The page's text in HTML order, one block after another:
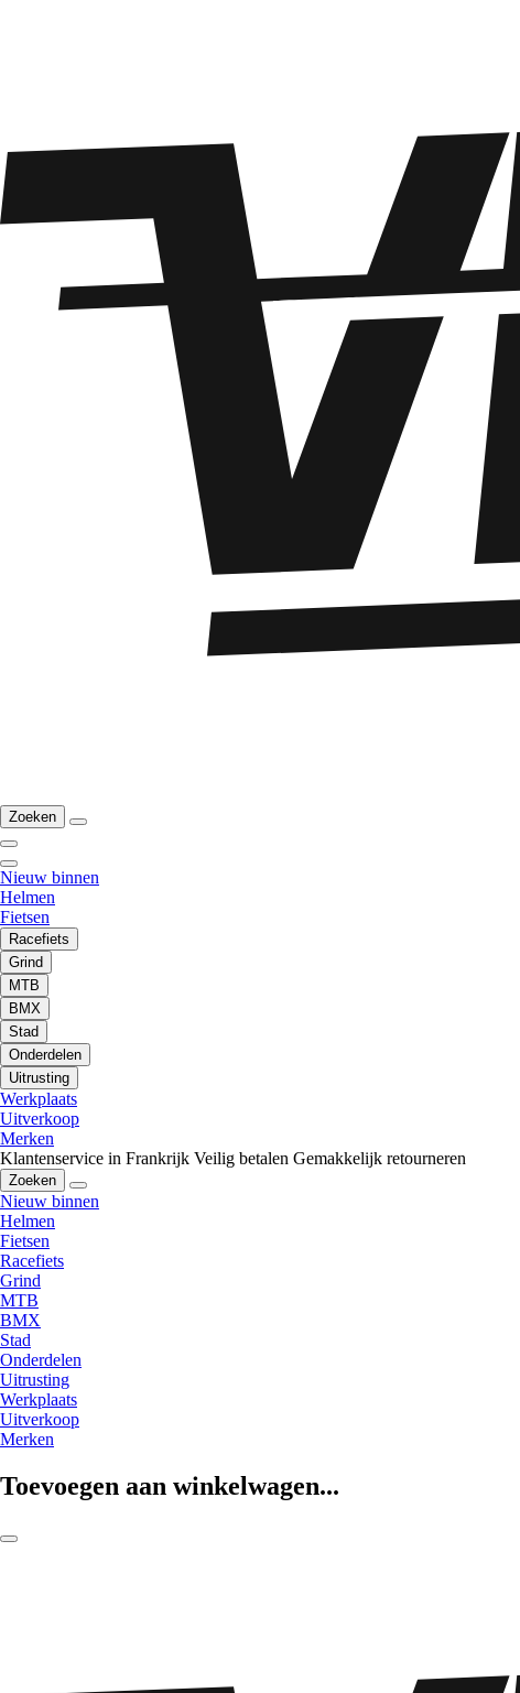
Zoeken
Nieuw binnen
Helmen
Fietsen
Racefiets
Grind
MTB
BMX
Stad
Onderdelen
Uitrusting
Werkplaats
Uitverkoop
Merken
Klantenservice in Frankrijk Veilig betalen Gemakkelijk retourneren
Zoeken
Nieuw binnen
Helmen
Fietsen
Racefiets
Grind
MTB
BMX
Stad
Onderdelen
Uitrusting
Werkplaats
Uitverkoop
Merken
Toevoegen aan winkelwagen...